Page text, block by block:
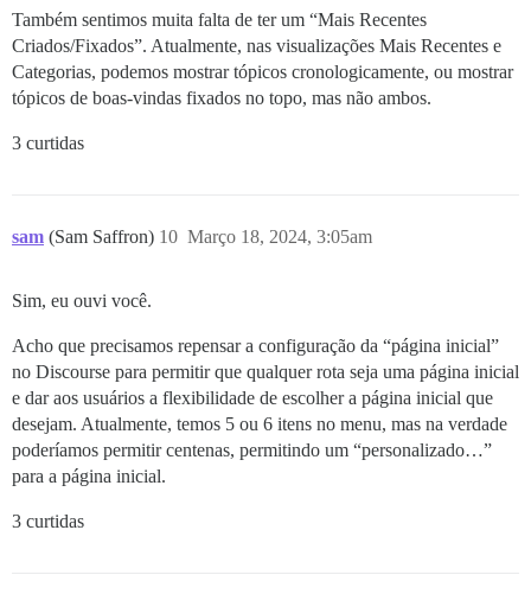
Também sentimos muita falta de ter um “Mais Recentes
Criados/Fixados”. Atualmente, nas visualizações Mais Recentes e
Categorias, podemos mostrar tópicos cronologicamente, ou mostrar
tópicos de boas-vindas fixados no topo, mas não ambos.
3 curtidas
sam (Sam Saffron) Março 18, 2024, 3:05am
10
Sim, eu ouvi você.
Acho que precisamos repensar a configuração da “página inicial”
no Discourse para permitir que qualquer rota seja uma página inicial
e dar aos usuários a flexibilidade de escolher a página inicial que
desejam. Atualmente, temos 5 ou 6 itens no menu, mas na verdade
poderíamos permitir centenas, permitindo um “personalizado…”
para a página inicial.
3 curtidas